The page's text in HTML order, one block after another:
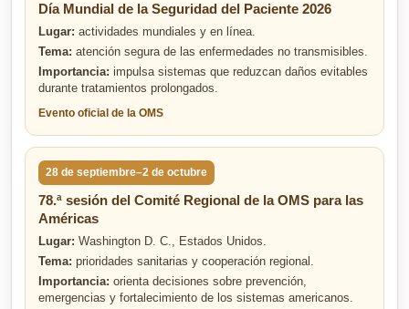
Día Mundial de la Seguridad del Paciente 2026
Lugar: actividades mundiales y en línea.
Tema: atención segura de las enfermedades no transmisibles.
Importancia: impulsa sistemas que reduzcan daños evitables
durante tratamientos prolongados.
Evento oficial de la OMS
28 de septiembre–2 de octubre
78.ª sesión del Comité Regional de la OMS para las
Américas
Lugar: Washington D. C., Estados Unidos.
Tema: prioridades sanitarias y cooperación regional.
Importancia: orienta decisiones sobre prevención,
emergencias y fortalecimiento de los sistemas americanos.